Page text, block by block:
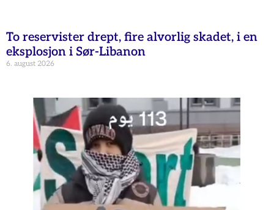
To reservister drept, fire alvorlig skadet, i en
eksplosjon i Sør-Libanon
6. august 2026